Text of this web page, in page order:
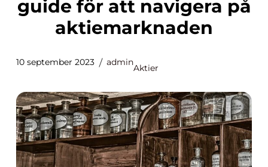
guide för att navigera på
aktiemarknaden
10 september 2023 admin
Aktier